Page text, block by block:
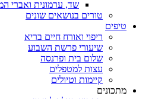
שד, ערמונית ואברי
טורים בנושאים שונים
טיפים
ריפוי ואורח חיים בריא
שיעורי פרשת השבוע
שלום בית ופרנסה
עצות למטפלים
קיימות וטיולים
מתכונים